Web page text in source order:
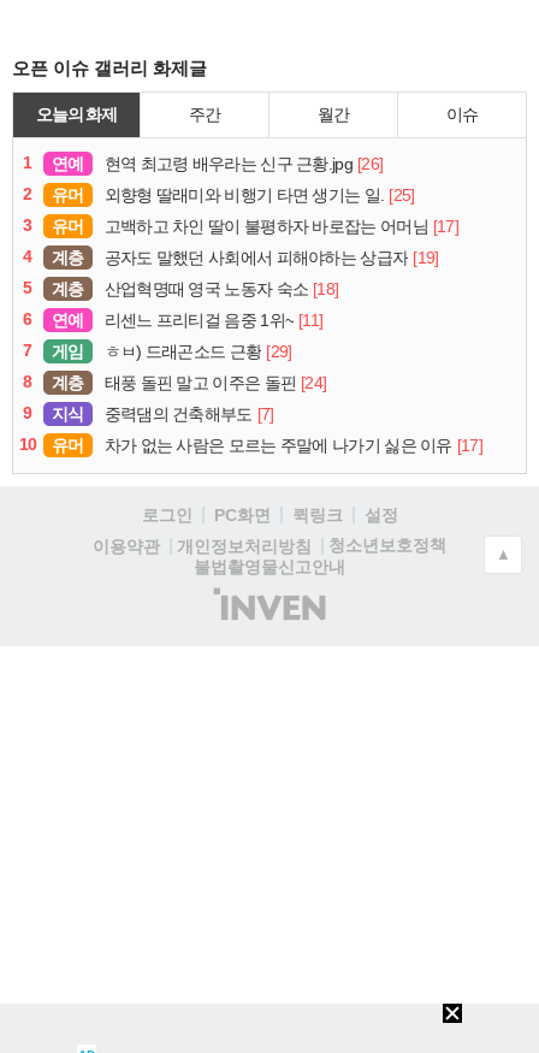
오픈 이슈 갤러리 화제글
오늘의 화제 주간 월간 이슈
1 연예 현역 최고령 배우라는 신구 근황.jpg [26]
2
유머 외향형 딸래미와 비행기 타면 생기는 일. [25]
3
유머 고백하고 차인 딸이 불평하자 바로잡는 어머님 [17]
4
계층 공자도 말했던 사회에서 피해야하는 상급자 [19]
5
계층 산업혁명때 영국 노동자 숙소 [18]
6
연예 리센느 프리티걸 음중 1위~ [11]
7
게임 ㅎㅂ) 드래곤소드 근황 [29]
8
계층 태풍 돌핀 말고 이주은 돌핀 [24]
9
지식 중력댐의 건축해부도 [7]
10
유머 차가 없는 사람은 모르는 주말에 나가기 싫은 이유 [17]
로그인 PC화면 퀵링크
설정
이용약관
개인정보처리방침
청소년보호정책
불법촬영물신고안내
(주)
인
▲